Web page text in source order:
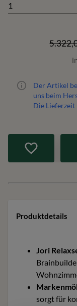
1
Der Artikel
uns beim
Die Lieferzeit
Produktdetails
Jori
sorgt für